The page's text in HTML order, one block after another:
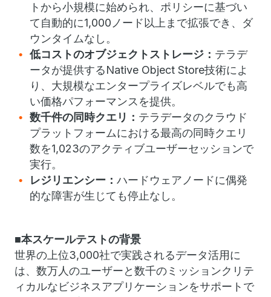
トから小規模に始められ、ポリシーに基づい
て自動的に1,000ノード以上まで拡張でき、ダ
ウンタイムなし。
低コストのオブジェクトストレージ： テラデ
ータが提供するNative Object Store技術によ
り、大規模なエンタープライズレベルでも高
い価格パフォーマンスを提供。
数千件の同時クエリ： テラデータのクラウド
プラットフォームにおける最高の同時クエリ
数を1,023のアクティブユーザーセッションで
実行。
レジリエンシー： ハードウェアノードに偶発
的な障害が生じても停止なし。
■本スケールテストの背景
世界の上位3,000社で実践されるデータ活用に
は、数万人のユーザーと数千のミッションクリテ
ィカルなビジネスアプリケーションをサポートで